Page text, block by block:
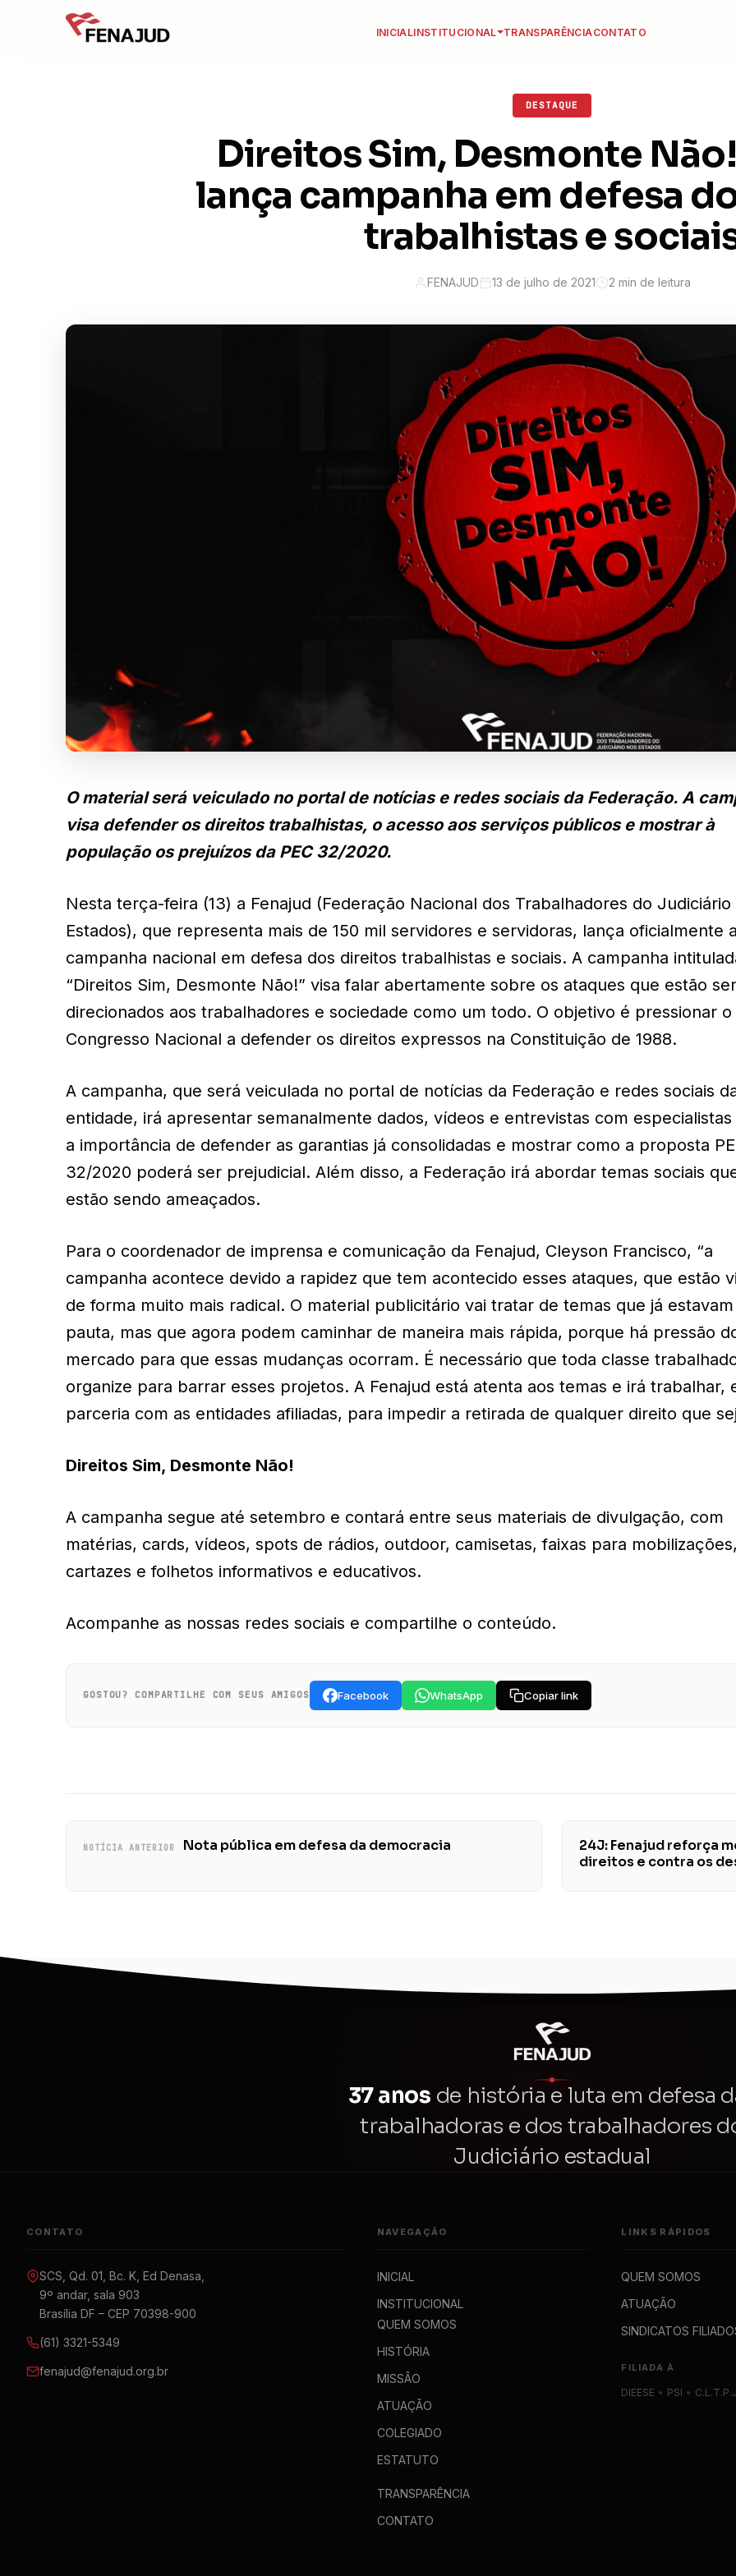
INICIALINSTITUCIONAL TRANSPARÊNCIACONTATO
DESTAQUE
Direitos Sim, Desmonte
lança campanha em defesa
trabalhistas e
FENAJUD 13 de julho de 2021 2 min de leitura
O material será veiculado no portal de notícias e redes sociais da Federação. A
visa defender os direitos trabalhistas, o acesso aos serviços públicos e mostrar à
população os prejuízos da PEC 32/2020.
Nesta terça-feira (13) a Fenajud (Federação Nacional dos Trabalhadores do Judiciário
Estados), que representa mais de 150 mil servidores e servidoras, lança oficialmente
campanha nacional em defesa dos direitos trabalhistas e sociais. A campanha
“Direitos Sim, Desmonte Não!” visa falar abertamente sobre os ataques que estão
direcionados aos trabalhadores e sociedade como um todo. O objetivo é pressionar o
Congresso Nacional a defender os direitos expressos na Constituição de 1988.
A campanha, que será veiculada no portal de notícias da Federação e redes sociais
entidade, irá apresentar semanalmente dados, vídeos e entrevistas com
a importância de defender as garantias já consolidadas e mostrar como a proposta
32/2020 poderá ser prejudicial. Além disso, a Federação irá abordar temas sociais
estão sendo ameaçados.
Para o coordenador de imprensa e comunicação da Fenajud, Cleyson Francisco, “a
campanha acontece devido a rapidez que tem acontecido esses ataques, que estão
de forma muito mais radical. O material publicitário vai tratar de temas que já
pauta, mas que agora podem caminhar de maneira mais rápida, porque há pressão
mercado para que essas mudanças ocorram. É necessário que toda classe
organize para barrar esses projetos. A Fenajud está atenta aos temas e irá trabalhar,
parceria com as entidades afiliadas, para impedir a retirada de qualquer direito que
Direitos Sim, Desmonte Não!
A campanha segue até setembro e contará entre seus materiais de divulgação, com
matérias, cards, vídeos, spots de rádios, outdoor, camisetas, faixas para
cartazes e folhetos informativos e educativos.
Acompanhe as nossas redes sociais e compartilhe o conteúdo.
GOSTOU? COMPARTILHE COM SEUS AMIGOS Facebook WhatsApp Copiar link
NOTÍCIA ANTERIOR Nota pública em defesa da democracia
24J: Fenajud reforça
direitos e contra os
37 anos de história e luta em defesa
trabalhadoras e dos trabalhadores
Judiciário estadual
CONTATO
SCS, Qd. 01, Bc. K, Ed Denasa,
9º andar, sala 903
Brasília DF – CEP 70398-900
(61) 3321-5349
fenajud@fenajud.org.br
NAVEGAÇÃO
INICIAL
INSTITUCIONAL
QUEM SOMOS
HISTÓRIA
MISSÃO
ATUAÇÃO
COLEGIADO
ESTATUTO
TRANSPARÊNCIA
CONTATO
LINKS RÁPIDOS
QUEM SOMOS
ATUAÇÃO
SINDICATOS
FILIADA À
DIEESE • PSI •